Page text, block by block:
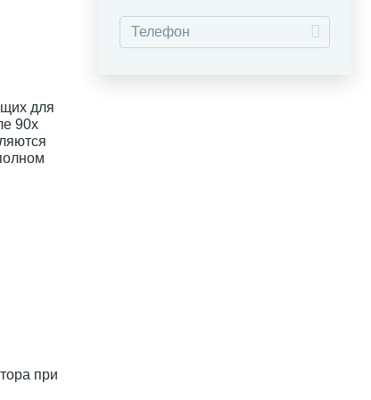
для
90х
при